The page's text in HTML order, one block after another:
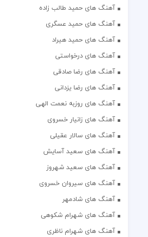
آهنگ های حمید طالب زاده
آهنگ های حمید عسگری
آهنگ های حمید هیراد
آهنگ های درخواستی
آهنگ های رضا صادقی
آهنگ های رضا یزدانی
آهنگ های روزبه نعمت الهی
آهنگ های زانیار خسروی
آهنگ های سالار عقیلی
آهنگ های سعید آسایش
آهنگ های سعید شهروز
آهنگ های سیروان خسروی
آهنگ های شادمهر
آهنگ های شهرام شکوهی
آهنگ های شهرام ناظری